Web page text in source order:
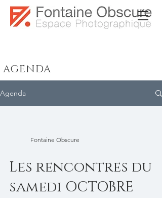
AGENDA
Agenda
Fontaine Obscure
Les rencontres du
samedi OCTOBRE